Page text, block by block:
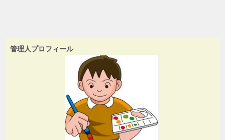
管理人プロフィール